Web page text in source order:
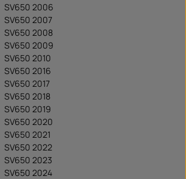
SV650 2006
SV650 2007
SV650 2008
SV650 2009
SV650 2010
SV650 2016
SV650 2017
SV650 2018
SV650 2019
SV650 2020
SV650 2021
SV650 2022
SV650 2023
SV650 2024